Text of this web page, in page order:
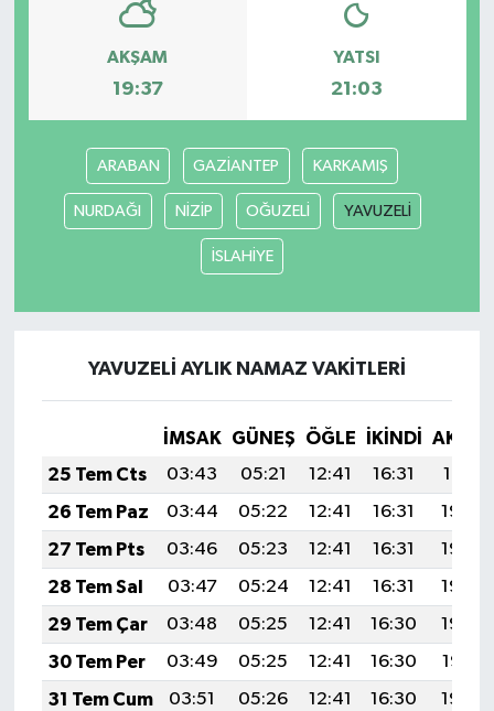
AKŞAM
19:37
YATSI
21:03
ARABAN GAZİANTEP KARKAMIŞ
NURDAĞI NİZİP OĞUZELİ YAVUZELİ
İSLAHİYE
YAVUZELİ AYLIK NAMAZ VAKITLERI
İMSAK GÜNEŞ ÖĞLE İKINDI
25 Tem Cts
03:43 05:21 12:41 16:31
19:51
26 Tem Paz
03:44 05:22 12:41 16:31
19:50
27 Tem Pts
03:46 05:23 12:41 16:31
19:50
28 Tem Sal
03:47 05:24 12:41 16:31
19:49
29 Tem Çar
03:48 05:25 12:41 16:30
19:48
30 Tem Per
03:49 05:25 12:41 16:30
19:47
31 Tem Cum
03:51 05:26 12:41 16:30
19:46